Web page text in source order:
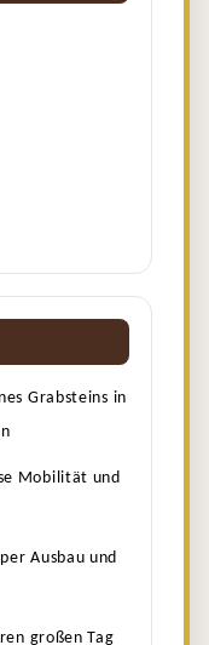
Grabsteins in
Mobilität und
Ausbau und
großen Tag